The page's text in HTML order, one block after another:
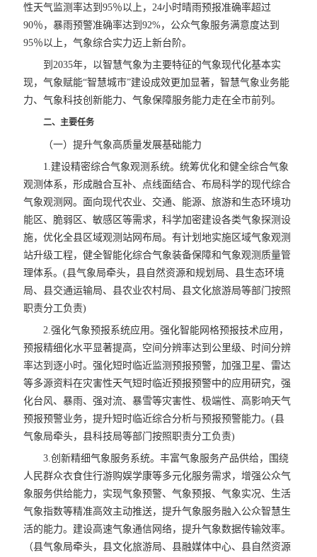
性天气监测率达到95％以上，24小时晴雨预报准确率超过
90％，暴雨预警准确率达到92%，公众气象服务满意度达到
95％以上，气象综合实力迈上新台阶。
到2035年，以智慧气象为主要特征的气象现代化基本实
现，气象赋能“智慧城市”建设成效更加显著，智慧气象业务能
力、气象科技创新能力、气象保障服务能力走在全市前列。
二、主要任务
（一）提升气象高质量发展基础能力
1.建设精密综合气象观测系统。统筹优化和健全综合气象
观测体系，形成融合互补、点线面结合、布局科学的现代综合
气象观测网。面向现代农业、交通、能源、旅游和生态环境功
能区、脆弱区、敏感区等需求，科学加密建设各类气象探测设
施，优化全县区域观测站网布局。有计划地实施区域气象观测
站升级工程，健全智能化综合气象装备保障和气象观测质量管
理体系。(县气象局牵头，县自然资源和规划局、县生态环境
局、县交通运输局、县农业农村局、县文化旅游局等部门按照
职责分工负责)
2.强化气象预报系统应用。强化智能网格预报技术应用，
预报精细化水平显著提高，空间分辨率达到公里级、时间分辨
率达到逐小时。强化短时临近监测预报预警，加强卫星、雷达
等多源资料在灾害性天气短时临近预报预警中的应用研究，强
化台风、暴雨、强对流、暴雪等灾害性、极端性、高影响天气
预报预警业务，提升短时临近综合分析与预报预警能力。(县
气象局牵头，县科技局等部门按照职责分工负责)
3.创新精细气象服务系统。丰富气象服务产品供给，围绕
人民群众衣食住行游购娱学康等多元化服务需求，增强公众气
象服务供给能力，实现气象预警、气象预报、气象实况、生活
气象指数等精准高效主动推送，提升气象服务融入公众智慧生
活的能力。建设高速气象通信网络，提升气象数据传输效率。
（县气象局牵头，县文化旅游局、县融媒体中心、县自然资源